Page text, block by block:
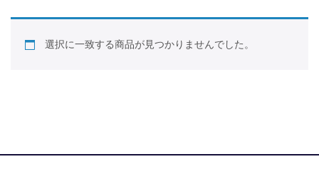
選択に一致する商品が見つかりませんでした。